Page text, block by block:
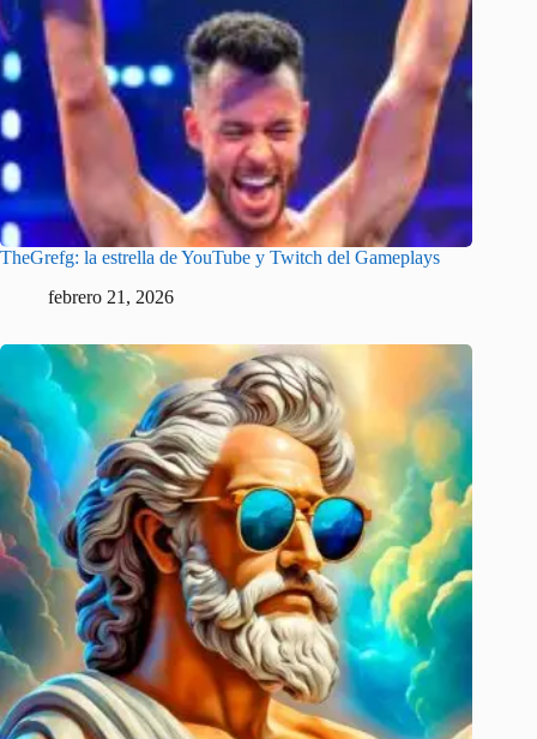
TheGrefg: la estrella de YouTube y Twitch del Gameplays
febrero 21, 2026